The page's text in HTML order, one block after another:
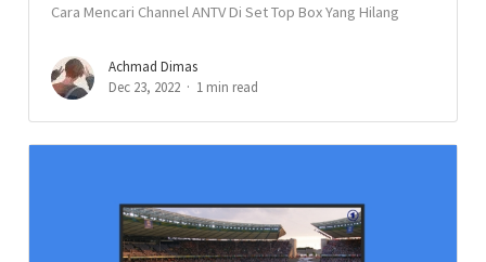
Cara Mencari Channel ANTV Di Set Top Box Yang Hilang
Achmad Dimas
Dec 23, 2022
1 min read